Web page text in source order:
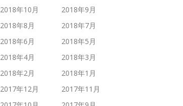
2018年10月
2018年9月
2018年8月
2018年7月
2018年6月
2018年5月
2018年4月
2018年3月
2018年2月
2018年1月
2017年12月
2017年11月